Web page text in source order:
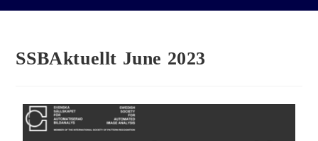
SSBAktuellt June 2023